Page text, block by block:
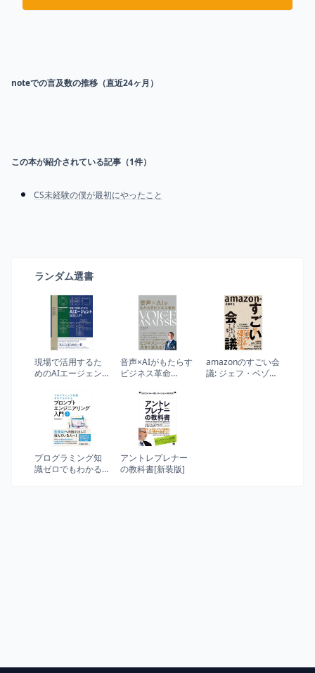
noteでの言及数の推移（直近24ヶ月）
この本が紹介されている記事（1件）
CS未経験の僕が最初にやったこと
ランダム選書
現場で活用するた
めのAIエージェン
INTRODUCTION
TO AI AGENTS FOR
PRACTICAL USE
音声×AIがもたらす
ビジネス革命
amazonのすごい会
議: ジェフ・ベゾス
プログラミング知
識ゼロでもわかる
アントレプレナー
の教科書[新装版]